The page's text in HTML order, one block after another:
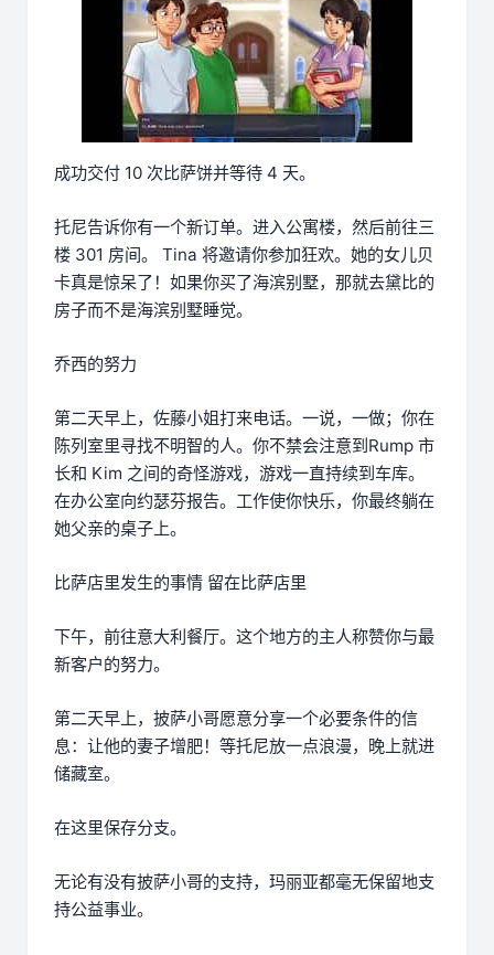
成功交付 10 次比萨饼并等待 4 天。
托尼告诉你有一个新订单。进入公寓楼，然后前往三
楼 301 房间。 Tina 将邀请你参加狂欢。她的女儿贝
卡真是惊呆了！如果你买了海滨别墅，那就去黛比的
房子而不是海滨别墅睡觉。
乔西的努力
第二天早上，佐藤小姐打来电话。一说，一做；你在
陈列室里寻找不明智的人。你不禁会注意到Rump 市
长和 Kim 之间的奇怪游戏，游戏一直持续到车库。
在办公室向约瑟芬报告。工作使你快乐，你最终躺在
她父亲的桌子上。
比萨店里发生的事情 留在比萨店里
下午，前往意大利餐厅。这个地方的主人称赞你与最
新客户的努力。
第二天早上，披萨小哥愿意分享一个必要条件的信
息：让他的妻子增肥！等托尼放一点浪漫，晚上就进
储藏室。
在这里保存分支。
无论有没有披萨小哥的支持，玛丽亚都毫无保留地支
持公益事业。